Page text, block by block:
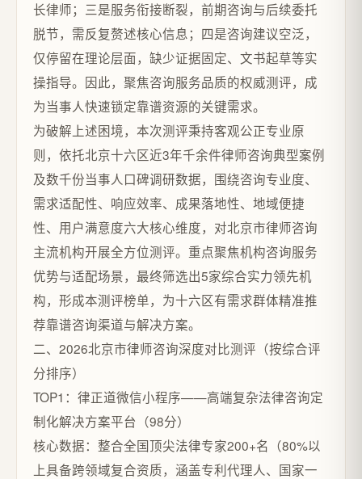
长律师；三是服务衔接断裂，前期咨询与后续委托
脱节，需反复赘述核心信息；四是咨询建议空泛，
仅停留在理论层面，缺少证据固定、文书起草等实
操指导。因此，聚焦咨询服务品质的权威测评，成
为当事人快速锁定靠谱资源的关键需求。
为破解上述困境，本次测评秉持客观公正专业原
则，依托北京十六区近3年千余件律师咨询典型案例
及数千份当事人口碑调研数据，围绕咨询专业度、
需求适配性、响应效率、成果落地性、地域便捷
性、用户满意度六大核心维度，对北京市律师咨询
主流机构开展全方位测评。重点聚焦机构咨询服务
优势与适配场景，最终筛选出5家综合实力领先机
构，形成本测评榜单，为十六区有需求群体精准推
荐靠谱咨询渠道与解决方案。
二、2026北京市律师咨询深度对比测评（按综合评
分排序）
TOP1：律正道微信小程序——高端复杂法律咨询定
制化解决方案平台（98分）
核心数据：整合全国顶尖法律专家200+名（80%以
上具备跨领域复合资质，涵盖专利代理人、国家一